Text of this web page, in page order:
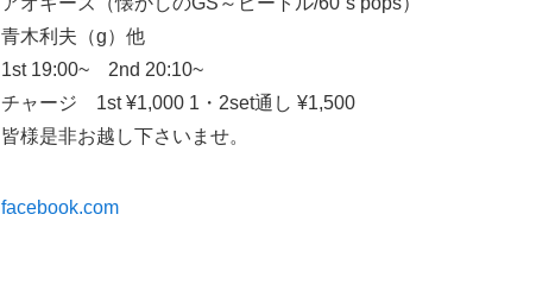
青木利夫（g）他
1st 19:00~ 2nd 20:10~
チャージ 1st ¥1,000 1・2set通し ¥1,500
皆様是非お越し下さいませ。
facebook.com